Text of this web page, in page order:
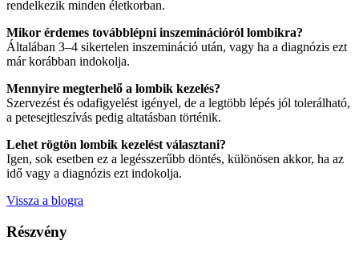
rendelkezik minden életkorban.
Mikor érdemes továbblépni inszeminációról lombikra?
Általában 3–4 sikertelen inszemináció után, vagy ha a diagnózis ezt
már korábban indokolja.
Mennyire megterhelő a lombik kezelés?
Szervezést és odafigyelést igényel, de a legtöbb lépés jól tolerálható,
a petesejtleszívás pedig altatásban történik.
Lehet rögtön lombik kezelést választani?
Igen, sok esetben ez a legésszerűbb döntés, különösen akkor, ha az
idő vagy a diagnózis ezt indokolja.
Vissza a blogra
Részvény